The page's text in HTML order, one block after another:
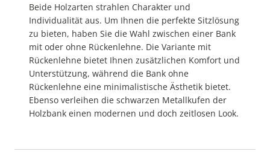
Beide Holzarten strahlen Charakter und
Individualität aus. Um Ihnen die perfekte Sitzlösung
zu bieten, haben Sie die Wahl zwischen einer Bank
mit oder ohne Rückenlehne. Die Variante mit
Rückenlehne bietet Ihnen zusätzlichen Komfort und
Unterstützung, während die Bank ohne
Rückenlehne eine minimalistische Ästhetik bietet.
Ebenso verleihen die schwarzen Metallkufen der
Holzbank einen modernen und doch zeitlosen Look.